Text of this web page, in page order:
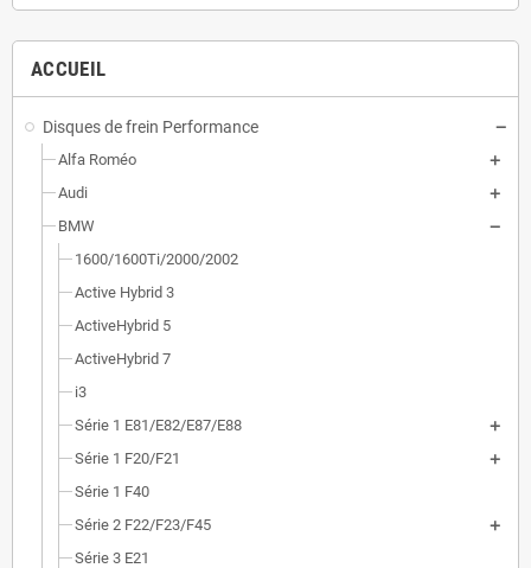
ACCUEIL
Disques de frein Performance
Alfa Roméo
Audi
BMW
1600/1600Ti/2000/2002
Active Hybrid 3
ActiveHybrid 5
ActiveHybrid 7
i3
Série 1 E81/E82/E87/E88
Série 1 F20/F21
Série 1 F40
Série 2 F22/F23/F45
Série 3 E21